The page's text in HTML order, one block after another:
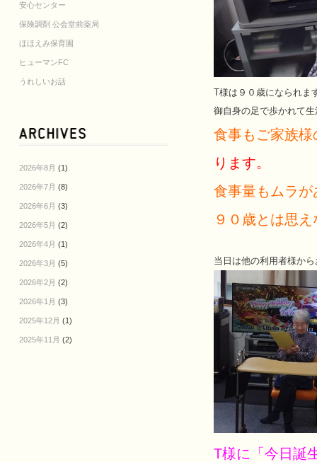
安心センター
保険調剤 公会堂前薬局
ほほえみ保育園
ヒューマンFC
うれしいお話
2026年8月 (1)
2026年7月 (8)
2026年6月 (3)
2026年5月 (2)
2026年4月 (1)
2026年3月 (5)
2026年2月 (2)
2026年1月 (3)
2025年12月 (1)
2025年11月 (2)
T様は９０歳になられま
御自身の足で歩かれて
食事もご家族
ります。
食事量もムラ
９０歳とは思
当日は他の利用者様か
T様に「今日誕